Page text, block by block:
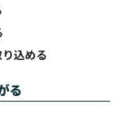
込める
る